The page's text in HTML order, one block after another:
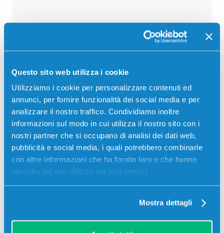
Questo sito web utilizza i cookie
Utilizziamo i cookie per personalizzare contenuti ed
annunci, per fornire funzionalità dei social media e per
analizzare il nostro traffico. Condividiamo inoltre
informazioni sul modo in cui utilizza il nostro sito con i
nostri partner che si occupano di analisi dei dati web,
pubblicità e social media, i quali potrebbero combinarle
con altre informazioni che ha fornito loro o che hanno
raccolto dal suo utilizzo dei loro servizi.
Mostra dettagli
Stampanti compatibili